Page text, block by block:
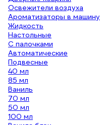
Освежители воздуха
Ароматизаторы в машину
Жидкость
Настольные
С палочками
Автоматические
Подвесные
40 мл
85 мл
Ваниль
70 мл
50 мл
100 мл